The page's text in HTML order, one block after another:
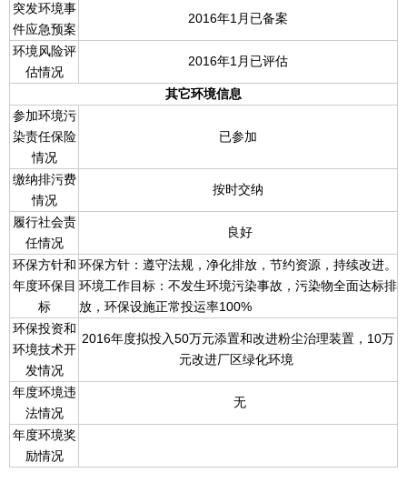
突发环境事
件应急预案
2016年1月已备案
环境风险评
估情况
2016年1月已评估
其它环境信息
参加环境污
染责任保险
情况
已参加
缴纳排污费
情况
按时交纳
履行社会责
任情况
良好
环保方针和
年度环保目
标
环保方针：遵守法规，净化排放，节约资源，持续改进。
环境工作目标：不发生环境污染事故，污染物全面达标排
放，环保设施正常投运率100%
环保投资和
环境技术开
发情况
2016年度拟投入50万元添置和改进粉尘治理装置，10万
元改进厂区绿化环境
年度环境违
法情况
无
年度环境奖
励情况